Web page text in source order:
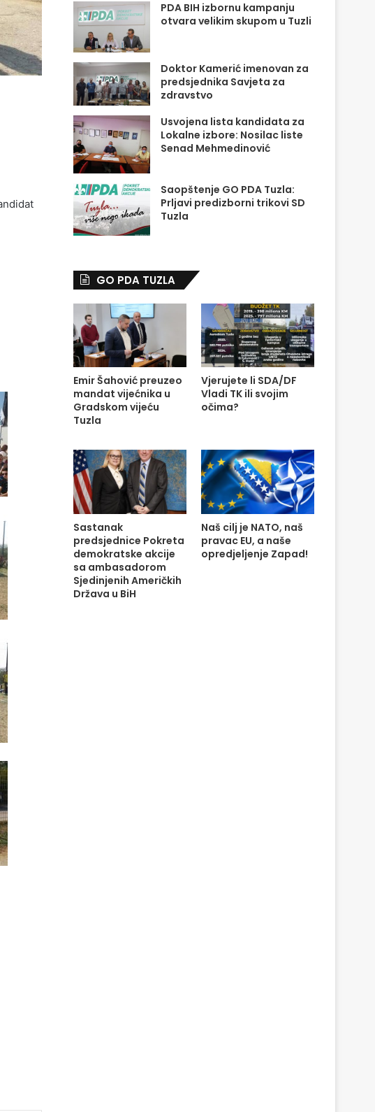
PDA BIH izbornu kampanju
otvara velikim skupom u Tuzli
Doktor Kamerić imenovan za
predsjednika Savjeta za
zdravstvo
Usvojena lista kandidata za
Lokalne izbore: Nosilac liste
Senad Mehmedinović
Saopštenje GO PDA Tuzla:
Prljavi predizborni trikovi SD
Tuzla
GO PDA TUZLA
Emir Šahović preuzeo
mandat vijećnika u
Gradskom vijeću
Tuzla
Vjerujete li SDA/DF
Vladi TK ili svojim
očima?
Sastanak
predsjednice Pokreta
demokratske akcije
sa ambasadorom
Sjedinjenih Američkih
Država u BiH
Naš cilj je NATO, naš
pravac EU, a naše
opredjeljenje Zapad!